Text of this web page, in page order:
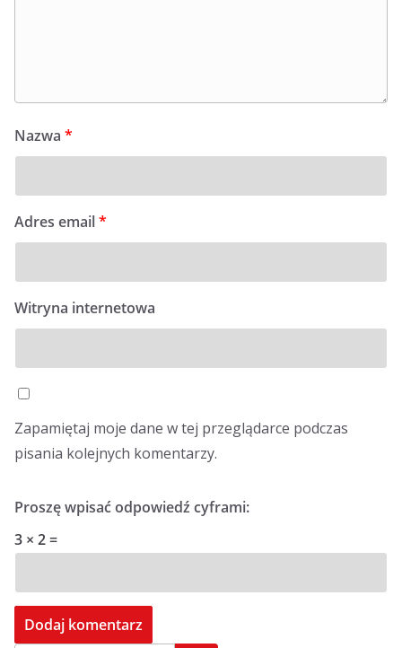
Nazwa *
Adres email*
Witryna internetowa
Zapamiętaj moje dane w tej przeglądarce podczas
pisania kolejnych komentarzy.
Proszę wpisać odpowiedź cyframi:
3 × 2 =